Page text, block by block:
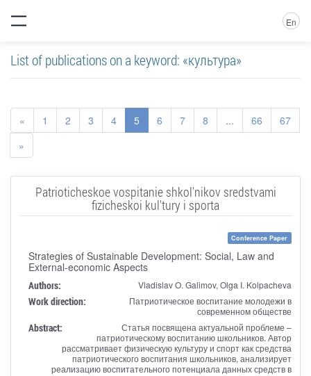
En
List of publications on a keyword: «культура»
« 1 2 3 4 5 6 7 8 ... 66
67
»
Patrioticheskoe vospitanie shkol'nikov sredstvami
fizicheskoi kul'tury i sporta
Conference Paper
Strategies of Sustainable Development: Social, Law and
External-economic Aspects
Authors: Vladislav O. Galimov, Olga I. Kolpacheva
Work direction:
Патриотическое воспитание молодежи в
современном обществе
Abstract:
Статья посвящена актуальной проблеме –
патриотическому воспитанию школьников. Автор
рассматривает физическую культуру и спорт как средства
патриотического воспитания школьников, анализирует
реализацию воспитательного потенциала данных средств в